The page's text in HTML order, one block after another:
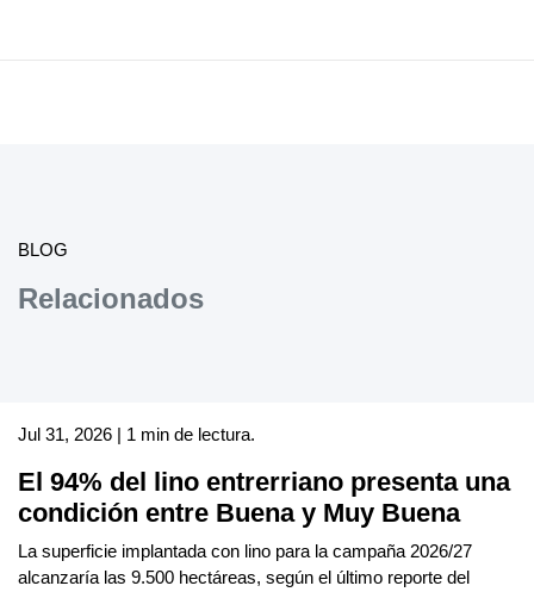
BLOG
Relacionados
Jul 31, 2026 | 1 min de lectura.
El 94% del lino entrerriano presenta una
condición entre Buena y Muy Buena
La superficie implantada con lino para la campaña 2026/27
alcanzaría las 9.500 hectáreas, según el último reporte del